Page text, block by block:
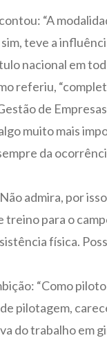
“A
teve a
nacional em
referiu,
de
muito mais
da
admira, por
treino para o
física.
“Como
pilotagem,
do trabalho em